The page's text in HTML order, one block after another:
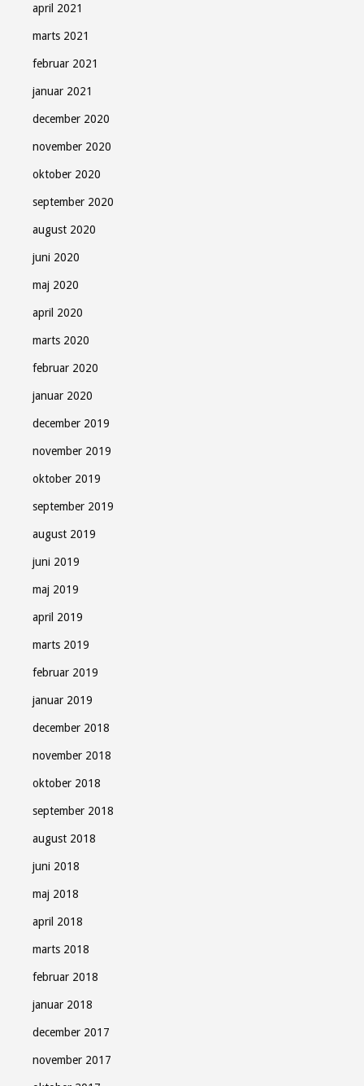
april 2021
marts 2021
februar 2021
januar 2021
december 2020
november 2020
oktober 2020
september 2020
august 2020
juni 2020
maj 2020
april 2020
marts 2020
februar 2020
januar 2020
december 2019
november 2019
oktober 2019
september 2019
august 2019
juni 2019
maj 2019
april 2019
marts 2019
februar 2019
januar 2019
december 2018
november 2018
oktober 2018
september 2018
august 2018
juni 2018
maj 2018
april 2018
marts 2018
februar 2018
januar 2018
december 2017
november 2017